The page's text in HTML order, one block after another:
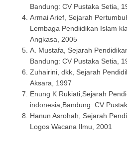
Bandung: CV Pustaka Setia,
Armai Arief, Sejarah
Lembaga Pendiidikan Islam
Angkasa, 2005
A. Mustafa, Sejarah
Bandung: CV Pustaka Setia,
Zuhairini, dkk, Sejarah
Aksara, 1997
Enung K Rukiati,Sejarah
indonesia,Bandung: CV
Hanun Asrohah, Sejarah
Logos Wacana Ilmu, 2001